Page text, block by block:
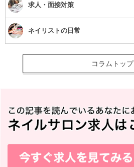
求人・面接対策
ネイリストの日常
コラムトップ